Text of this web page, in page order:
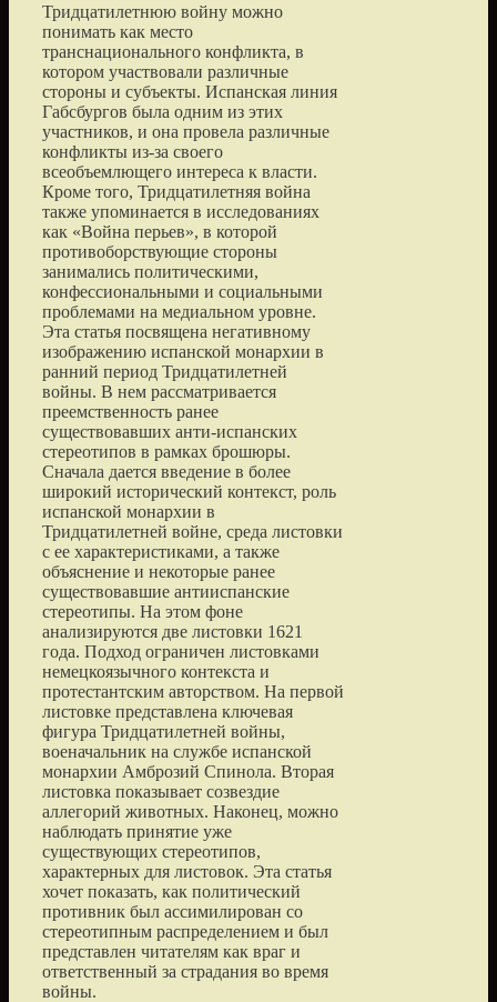
Тридцатилетнюю войну можно
понимать как место
транснационального конфликта, в
котором участвовали различные
стороны и субъекты. Испанская линия
Габсбургов была одним из этих
участников, и она провела различные
конфликты из-за своего
всеобъемлющего интереса к власти.
Кроме того, Тридцатилетняя война
также упоминается в исследованиях
как «Война перьев», в которой
противоборствующие стороны
занимались политическими,
конфессиональными и социальными
проблемами на медиальном уровне.
Эта статья посвящена негативному
изображению испанской монархии в
ранний период Тридцатилетней
войны. В нем рассматривается
преемственность ранее
существовавших анти-испанских
стереотипов в рамках брошюры.
Сначала дается введение в более
широкий исторический контекст, роль
испанской монархии в
Тридцатилетней войне, среда листовки
с ее характеристиками, а также
объяснение и некоторые ранее
существовавшие антииспанские
стереотипы. На этом фоне
анализируются две листовки 1621
года. Подход ограничен листовками
немецкоязычного контекста и
протестантским авторством. На первой
листовке представлена ключевая
фигура Тридцатилетней войны,
военачальник на службе испанской
монархии Амброзий Спинола. Вторая
листовка показывает созвездие
аллегорий животных. Наконец, можно
наблюдать принятие уже
существующих стереотипов,
характерных для листовок. Эта статья
хочет показать, как политический
противник был ассимилирован со
стереотипным распределением и был
представлен читателям как враг и
ответственный за страдания во время
войны.